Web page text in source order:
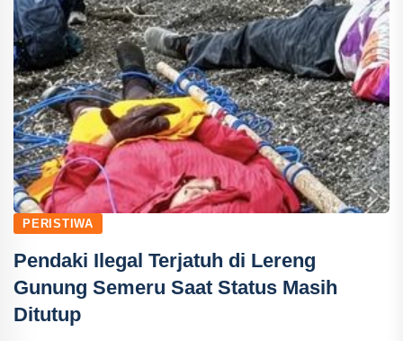
PERISTIWA
Pendaki Ilegal Terjatuh di Lereng
Gunung Semeru Saat Status Masih
Ditutup